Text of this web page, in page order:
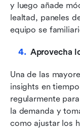
y luego añade
lealtad, paneles
equipo se
Aprovecha
Una de las
insights en
regularmente
la demanda y
como ajustar los